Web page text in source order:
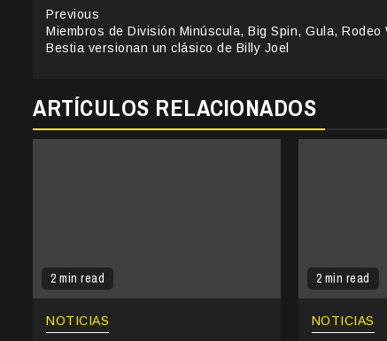
Continue
Reading
Previous
Miembros de División Minúscula, Big Spin, Gula, Rodeo
Bestia versionan un clásico de Billy Joel
ARTÍCULOS RELACIONADOS
2 min read
NOTICIAS
2 min read
NOTICIAS